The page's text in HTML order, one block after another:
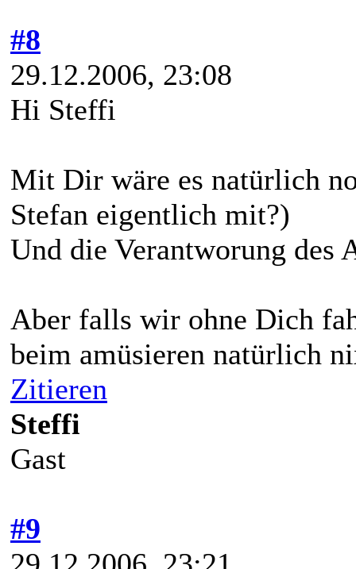
#8
29.12.2006, 23:08
Hi Steffi
Mit Dir wäre es natürlich
Stefan eigentlich mit?)
Und die Verantworung des
Aber falls wir ohne Dich
beim amüsieren natürlich
Zitieren
Steffi
Gast
#9